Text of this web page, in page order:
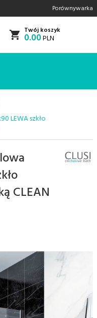
Porównywarka
Twój koszyk
0.00PLN
LEWA szkło
CLEAN